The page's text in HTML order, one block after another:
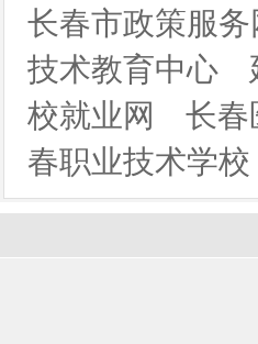
长春市政策服
技术教育中心
校就业网
长春
春职业技术学校